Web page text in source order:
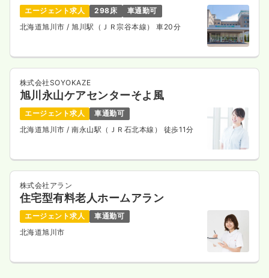
一般病院
日勤のみ（常勤） 一時募集休止
給与 24.5万円 /月 賞与4.15ヶ月
※経験2年の例
時間 8:30～17:00（休憩45分）
日祝休み
担当業務未経験可 月給24万円以上可
詳細を見る
その他正・准看護師
日勤のみ（常勤） 一時募集休止
エージェント求人 298床
車通勤可
北海道旭川市 / 旭川駅（ＪＲ宗谷本線） 車20分
株式会社SOYOKAZE
旭川永山ケアセンターそよ風
エージェント求人
車通勤可
北海道旭川市 / 南永山駅（ＪＲ石北本線） 徒歩11分
株式会社アラン
住宅型有料老人ホームアラン
エージェント求人
車通勤可
北海道旭川市